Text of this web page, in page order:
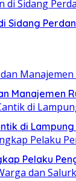
Sidang
Manajemen
di
Pelaku